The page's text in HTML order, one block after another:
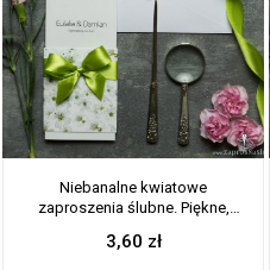
Niebanalne kwiatowe
zaproszenia ślubne. Piękne,
wstążka i wnętrze wkładane w
3,60 zł